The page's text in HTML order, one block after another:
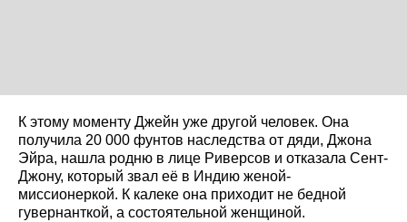
К этому моменту Джейн уже другой человек. Она
получила 20 000 фунтов наследства от дяди, Джона
Эйра, нашла родню в лице Риверсов и отказала Сент-
Джону, который звал её в Индию женой-
миссионеркой. К калеке она приходит не бедной
гувернанткой, а состоятельной женщиной.